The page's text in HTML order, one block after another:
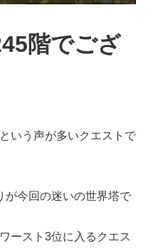
階でござ
いう声が多いクエストで
が今回の迷いの世界塔で
ースト3位に入るクエス